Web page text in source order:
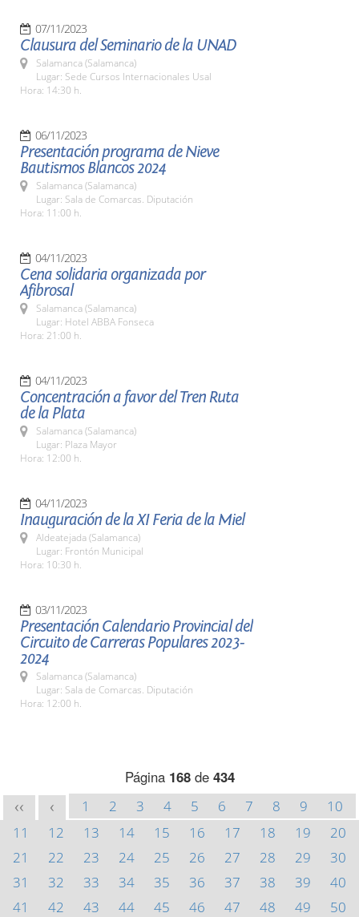
07/11/2023
Clausura del Seminario de la UNAD
Salamanca (Salamanca)
Lugar: Sede Cursos Internacionales Usal
Hora: 14:30 h.
06/11/2023
Presentación programa de Nieve
Bautismos Blancos 2024
Salamanca (Salamanca)
Lugar: Sala de Comarcas. Diputación
Hora: 11:00 h.
04/11/2023
Cena solidaria organizada por
Afibrosal
Salamanca (Salamanca)
Lugar: Hotel ABBA Fonseca
Hora: 21:00 h.
04/11/2023
Concentración a favor del Tren Ruta
de la Plata
Salamanca (Salamanca)
Lugar: Plaza Mayor
Hora: 12:00 h.
04/11/2023
Inauguración de la XI Feria de la Miel
Aldeatejada (Salamanca)
Lugar: Frontón Municipal
Hora: 10:30 h.
03/11/2023
Presentación Calendario Provincial del
Circuito de Carreras Populares 2023-
2024
Salamanca (Salamanca)
Lugar: Sala de Comarcas. Diputación
Hora: 12:00 h.
Página 168de 434
<< < 1 2 3 4 5 6 7 8 9
10
11
12 13 14 15 16 17 18 19
20
21
22 23 24 25 26 27 28 29
30
31
32 33 34 35 36 37 38 39
40
41
42 43 44 45 46 47 48 49
50